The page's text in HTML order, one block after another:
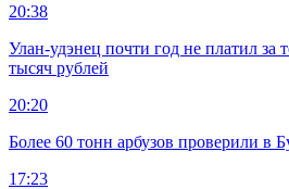
20:38
Улан-удэнец почти год не платил за
тысяч рублей
20:20
Более 60 тонн арбузов проверили в
17:23